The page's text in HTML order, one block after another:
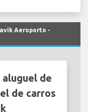
Aeroporto -
aluguel de
de carros